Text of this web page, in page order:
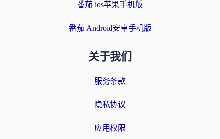
番茄 ios苹果手机版
番茄 Android安卓手机版
关于我们
服务条款
隐私协议
应用权限